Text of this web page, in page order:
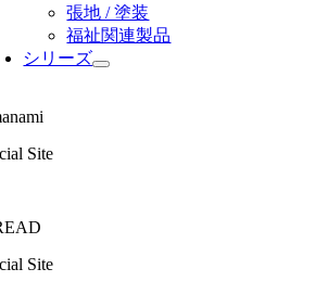
張地 / 塗装
福祉関連製品
シリーズ
Site
Site